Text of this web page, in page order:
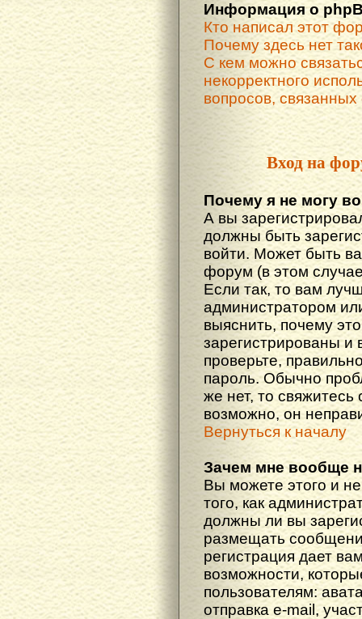
Информация о
Кто написал этот
Почему здесь нет
С кем можно
некорректного
вопросов,
Вход на
Почему я не могу
А вы
должны быть
войти. Может быть
форум (в этом
Если так, то вам
администратором
выяснить, почему
зарегистрированы и
проверьте,
пароль. Обычно
же нет, то
возможно, он
Вернуться к началу
Зачем мне вообще
Вы можете этого и
того, как
должны ли вы
размещать
регистрация дает
возможности,
пользователям:
отправка e-mail,